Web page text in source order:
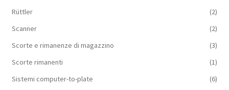
Rüttler
(2)
Scanner
(2)
Scorte e rimanenze di magazzino
(3)
Scorte rimanenti
(1)
Sistemi computer-to-plate
(6)